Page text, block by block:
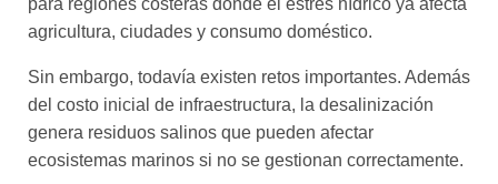
para regiones costeras donde el estrés hídrico ya afecta
agricultura, ciudades y consumo doméstico.
Sin embargo, todavía existen retos importantes. Además
del costo inicial de infraestructura, la desalinización
genera residuos salinos que pueden afectar
ecosistemas marinos si no se gestionan correctamente.